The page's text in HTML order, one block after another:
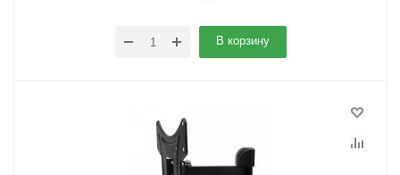
В корзину